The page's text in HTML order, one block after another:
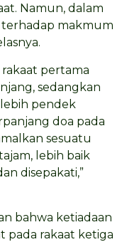
Namun, dalam
terhadap makmum
rakaat pertama
sedangkan
pendek
doa pada
sesuatu
lebih baik
disepakati,”
bahwa ketiadaan
pada rakaat ketiga